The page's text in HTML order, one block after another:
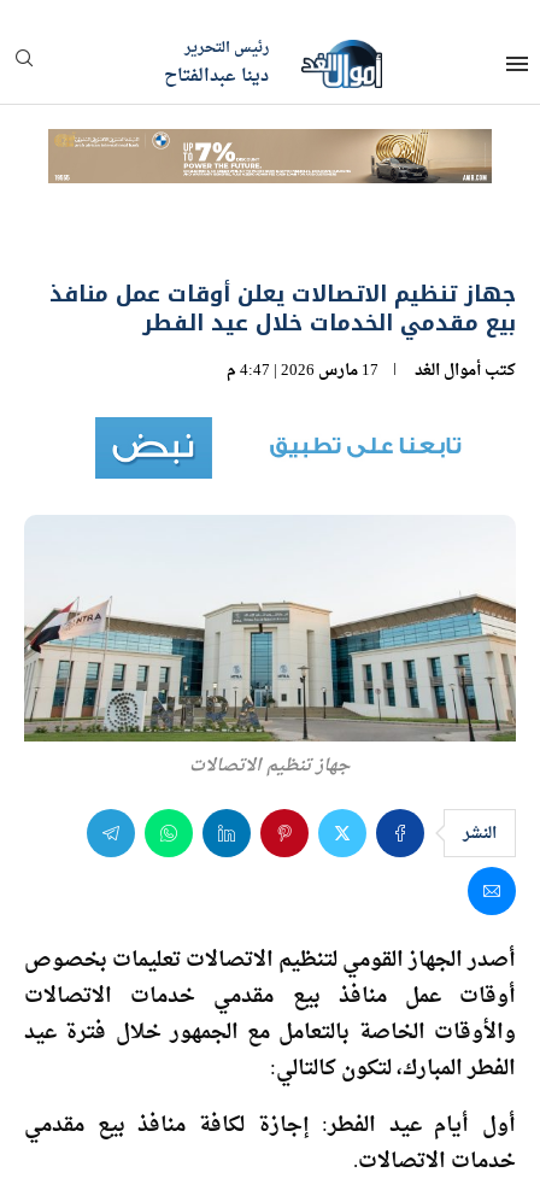
رئيس التحرير
دينا عبدالفتاح
جهاز تنظيم الاتصالات يعلن أوقات عمل منافذ
بيع مقدمي الخدمات خلال عيد الفطر
كتبأموال الغد 17 مارس 2026 | 4:47 م
جهاز تنظيم الاتصالات
النشر
أصدر الجهاز القومي لتنظيم الاتصالات تعليمات بخصوص
أوقات عمل منافذ بيع مقدمي خدمات الاتصالات
والأوقات الخاصة بالتعامل مع الجمهور خلال فترة عيد
الفطر المبارك، لتكون كالتالي:
أول أيام عيد الفطر: إجازة لكافة منافذ بيع مقدمي
خدمات الاتصالات.